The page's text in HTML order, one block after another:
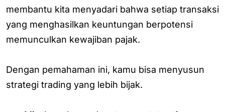
membantu kita menyadari bahwa setiap transaksi
yang menghasilkan keuntungan berpotensi
memunculkan kewajiban pajak.
Dengan pemahaman ini, kamu bisa menyusun
strategi trading yang lebih bijak.